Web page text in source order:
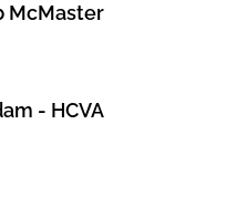
McMaster
- HCVA